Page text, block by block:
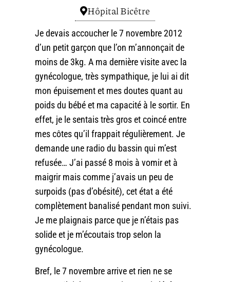
Hôpital Bicêtre
Je devais accoucher le 7 novembre 2012
d’un petit garçon que l’on m’annonçait de
moins de 3kg. A ma dernière visite avec la
gynécologue, très sympathique, je lui ai dit
mon épuisement et mes doutes quant au
poids du bébé et ma capacité à le sortir. En
effet, je le sentais très gros et coincé entre
mes côtes qu’il frappait régulièrement. Je
demande une radio du bassin qui m’est
refusée… J’ai passé 8 mois à vomir et à
maigrir mais comme j’avais un peu de
surpoids (pas d’obésité), cet état a été
complètement banalisé pendant mon suivi.
Je me plaignais parce que je n’étais pas
solide et je m’écoutais trop selon la
gynécologue.
Bref, le 7 novembre arrive et rien ne se